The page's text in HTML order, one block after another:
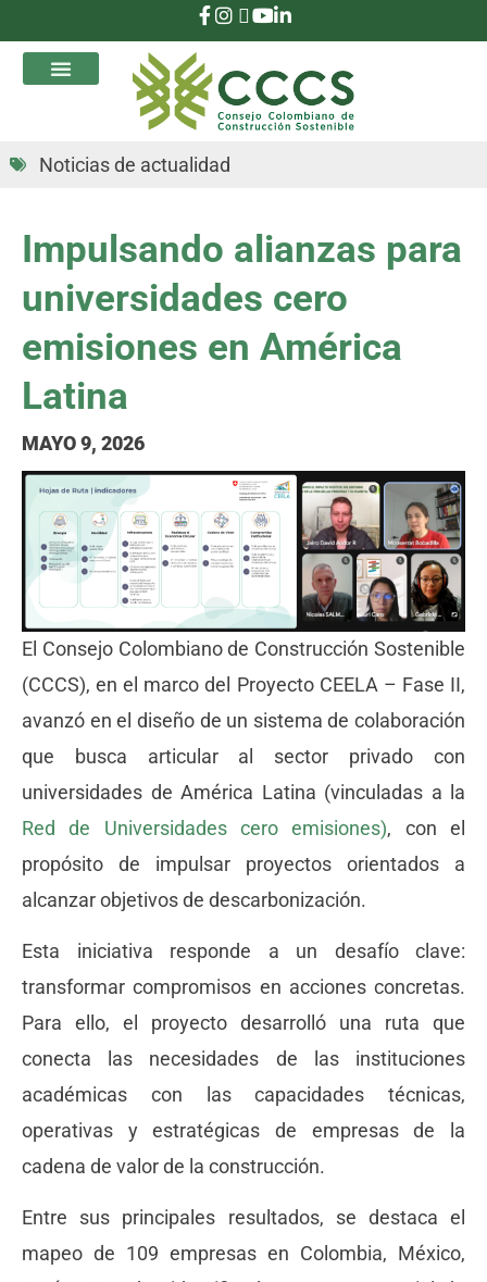
Noticias de actualidad
Impulsando alianzas para
universidades cero
emisiones en América
Latina
MAYO 9, 2026
El Consejo Colombiano de Construcción Sostenible
(CCCS), en el marco del Proyecto CEELA – Fase II,
avanzó en el diseño de un sistema de colaboración
que busca articular al sector privado con
universidades de América Latina (vinculadas a la
Red de Universidades cero emisiones), con el
propósito de impulsar proyectos orientados a
alcanzar objetivos de descarbonización.
Esta iniciativa responde a un desafío clave:
transformar compromisos en acciones concretas.
Para ello, el proyecto desarrolló una ruta que
conecta las necesidades de las instituciones
académicas con las capacidades técnicas,
operativas y estratégicas de empresas de la
cadena de valor de la construcción.
Entre sus principales resultados, se destaca el
mapeo de 109 empresas en Colombia, México,